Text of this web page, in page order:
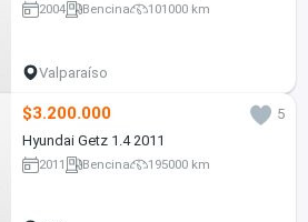
2004 Bencina 101000 km
Valparaíso
$3.200.000
5
Hyundai Getz 1.4 2011
2011 Bencina 195000 km